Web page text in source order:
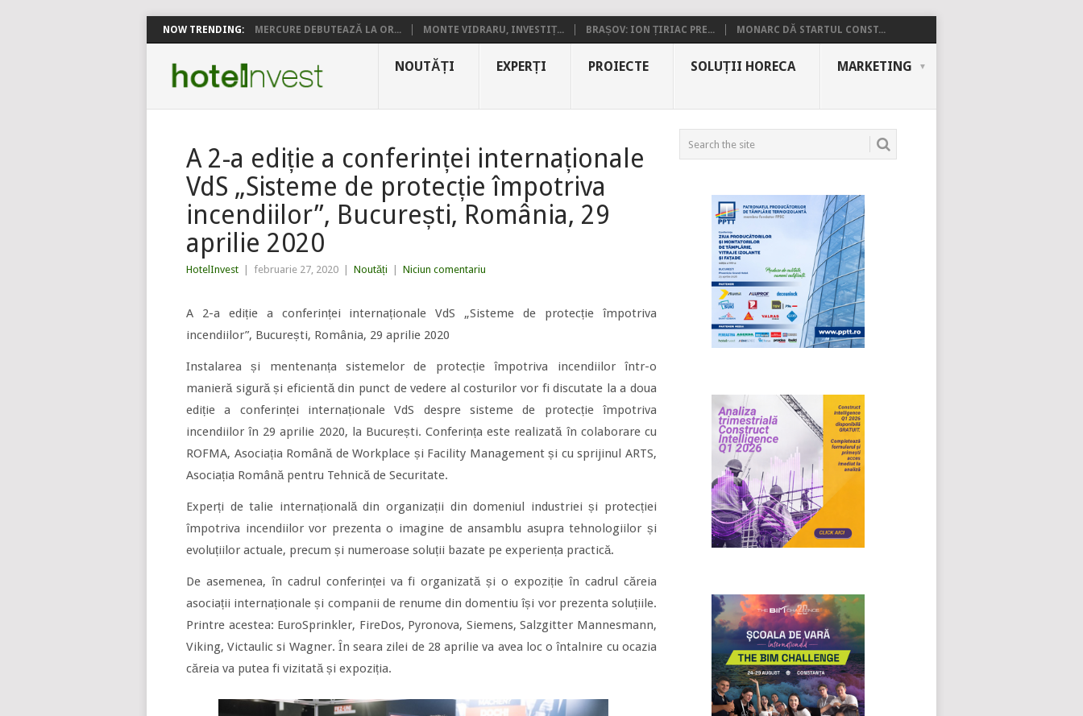
NOW TRENDING: MERCURE DEBUTEAZĂ LA OR... MONTE VIDRARU, INVESTIȚ... BRAȘOV: ION ȚIRIAC PRE... MONARC DĂ STARTUL CONST...
NOUTĂȚI EXPERȚI PROIECTE SOLUȚII HORECA MARKETING
A 2-a ediție a conferinței internaționale
VdS „Sisteme de protecție împotriva
incendiilor”, București, România, 29
aprilie 2020
HotelInvest februarie 27, 2020 Noutăți Niciun comentariu
A 2-a ediție a conferinței internaționale VdS „Sisteme de protecție împotriva
incendiilor”, București, România, 29 aprilie 2020
Instalarea și mentenanța sistemelor de protecție împotriva incendiilor într-o
manieră sigură și eficientă din punct de vedere al costurilor vor fi discutate la a doua
ediție a conferinței internaționale VdS despre sisteme de protecție împotriva
incendiilor în 29 aprilie 2020, la București. Conferința este realizată în colaborare cu
ROFMA, Asociația Română de Workplace și Facility Management și cu sprijinul ARTS,
Asociația Română pentru Tehnică de Securitate.
Experți de talie internațională din organizații din domeniul industriei și protecției
împotriva incendiilor vor prezenta o imagine de ansamblu asupra tehnologiilor și
evoluțiilor actuale, precum și numeroase soluții bazate pe experiența practică.
De asemenea, în cadrul conferinței va fi organizată și o expoziție în cadrul căreia
asociații internaționale și companii de renume din domentiu își vor prezenta soluțiile.
Printre acestea: EuroSprinkler, FireDos, Pyronova, Siemens, Salzgitter Mannesmann,
Viking, Victaulic si Wagner. În seara zilei de 28 aprilie va avea loc o întalnire cu ocazia
căreia va putea fi vizitată și expoziția.